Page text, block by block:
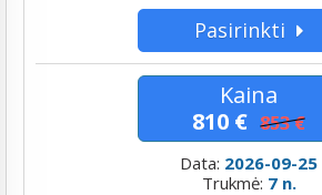
Pasirinkti
Kaina
810 € 853 €
Data: 2026-09-25
Trukmė: 7 n.